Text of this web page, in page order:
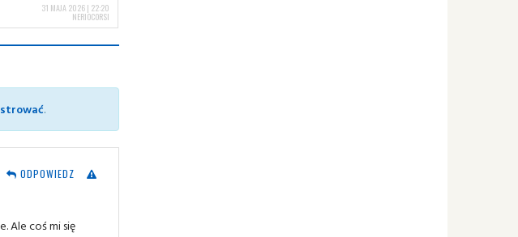
31 MAJA 2026 | 22:20
NERIOCORSI
.
ODPOWIEDZ
Ale coś mi się